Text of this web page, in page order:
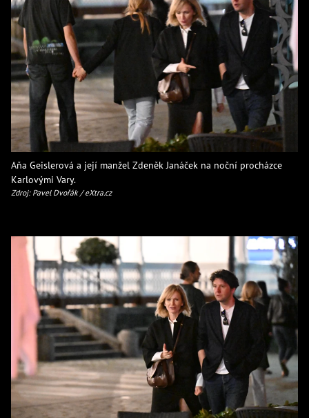
Aňa Geislerová a její manžel Zdeněk Janáček na noční procházce
Karlovými Vary.
Zdroj: Pavel Dvořák / eXtra.cz